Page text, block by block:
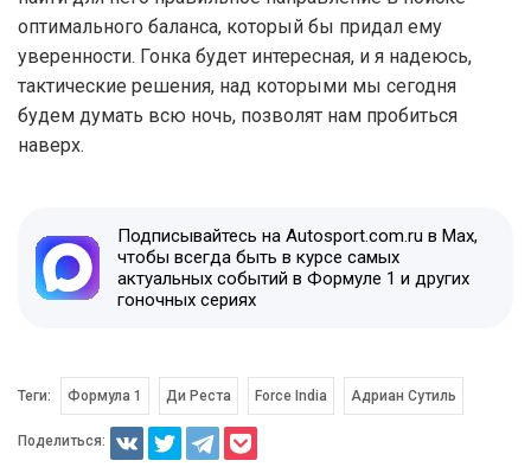
оптимального баланса, который бы придал ему
уверенности. Гонка будет интересная, и я надеюсь,
тактические решения, над которыми мы сегодня
будем думать всю ночь, позволят нам пробиться
наверх.
Подписывайтесь на Autosport.com.ru в Max,
чтобы всегда быть в курсе самых
актуальных событий в Формуле 1 и других
гоночных сериях
Теги: Формула 1 Ди Реста Force India Адриан Сутиль
Поделиться: